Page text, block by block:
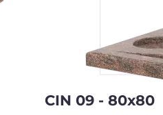
CIN 09 - 80x80